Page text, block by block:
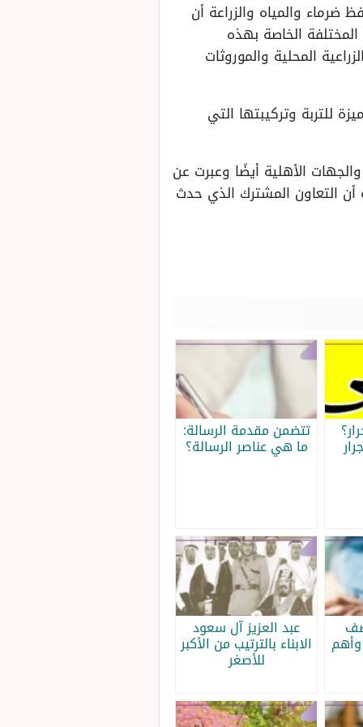
ضرماء والمياه والزراعة أن
الخاصة بهذه
المحلية والموروثات
للتربة وتركيبتها التي
الأهلية أيضًا وعبرت عن
التعاون المشترك الذي حدث
تتضمن مقدمة الرسالة:
ما هي عناصر الرسالة؟
عبد العزيز آل سعود
الابناء بالترتيب من الأكبر
للأصغر